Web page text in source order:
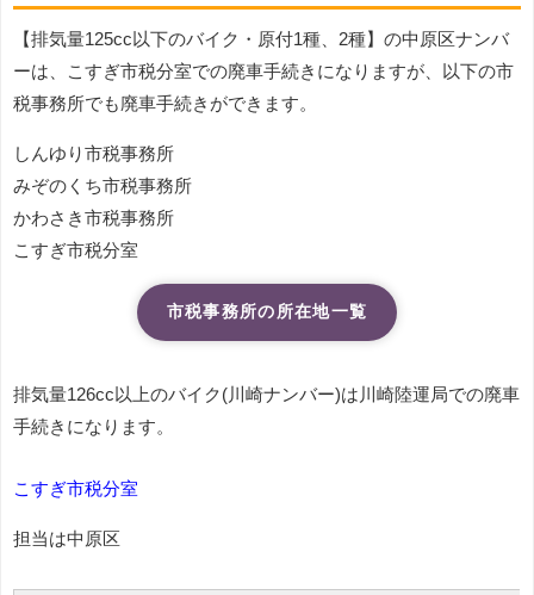
【排気量125cc以下のバイク・原付1種、2種】の中原区ナンバ
ーは、こすぎ市税分室での廃車手続きになりますが、以下の市
税事務所でも廃車手続きができます。
しんゆり市税事務所
みぞのくち市税事務所
かわさき市税事務所
こすぎ市税分室
市税事務所の所在地一覧
排気量126cc以上のバイク(川崎ナンバー)は川崎陸運局での廃車
手続きになります。
こすぎ市税分室
担当は中原区